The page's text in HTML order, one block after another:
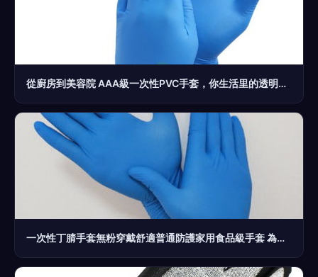
從廚房到美容院 AAA級一次性PVC手套，你生活里的透明衛士
一次性丁腈手套無粉穿戴舒適普通防護家用食品級手套 為生活加分，為安全護航